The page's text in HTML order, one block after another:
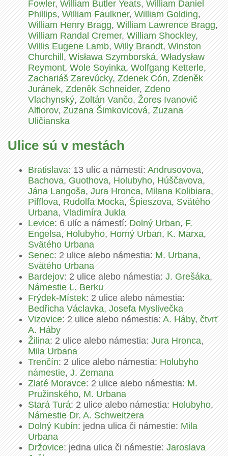
Fowler,William Butler Yeats,William Daniel
Phillips,William Faulkner,William Golding,
William Henry Bragg,William Lawrence Bragg,
William Randal Cremer,William Shockley,
Willis Eugene Lamb,Willy Brandt,Winston
Churchill,Wisława Szymborská,Władysław
Reymont,Wole Soyinka,Wolfgang Ketterle,
Zachariáš Zarevúcky,Zdenek Cón,Zdeněk
Juránek,Zdeněk Schneider,Zdeno
Vlachynský,Zoltán Vančo,Žores Ivanovič
Alfiorov,Zuzana Šimkovicová,Zuzana
Uličianska
Ulice sú v mestách
Bratislava: 13 ulíc a námestí:Andrusovova,
Bachova,Guothova,Holubyho,Húščavova,
Jána Langoša,Jura Hronca,Milana Kolibiara,
Pifflova,Rudolfa Mocka,Špieszova,Svätého
Urbana,Vladimíra Jukla
Levice: 6 ulíc a námestí:Dolný Urban,F.
Engelsa,Holubyho,Horný Urban,K. Marxa,
Svätého Urbana
Senec: 2 ulice alebo námestia:M. Urbana,
Svätého Urbana
Bardejov: 2 ulice alebo námestia:J. Grešáka,
Námestie L. Berku
Frýdek-Místek: 2 ulice alebo námestia:
Bedřicha Václavka,Josefa Myslivečka
Vizovice: 2 ulice alebo námestia:A. Háby,čtvrť
A. Háby
Žilina: 2 ulice alebo námestia:Jura Hronca,
Mila Urbana
Trenčín: 2 ulice alebo námestia:Holubyho
námestie,J. Zemana
Zlaté Moravce: 2 ulice alebo námestia:M.
Pružinského,M. Urbana
Stará Turá: 2 ulice alebo námestia:Holubyho,
Námestie Dr. A. Schweitzera
Dolný Kubín: jedna ulica či námestie:Mila
Urbana
Držovice: jedna ulica či námestie:Jaroslava